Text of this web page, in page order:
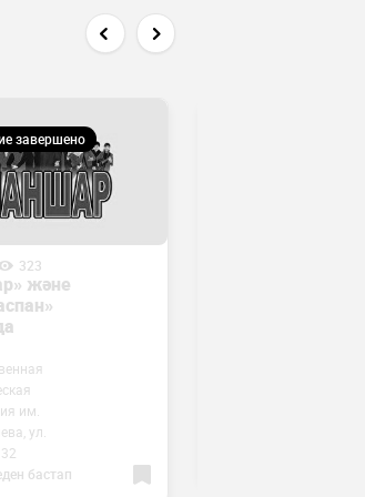
завершено
323
және
им.
ул.
бастап